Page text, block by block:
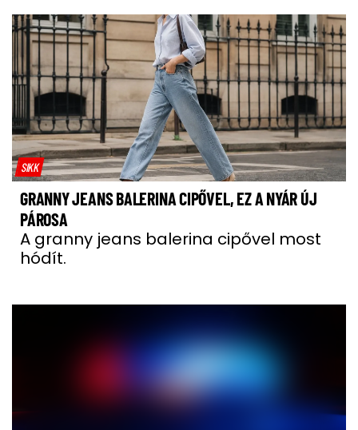
SIKK
GRANNY JEANS BALERINA CIPŐVEL, EZ A NYÁR ÚJ
PÁROSA
A granny jeans balerina cipővel most
hódít.